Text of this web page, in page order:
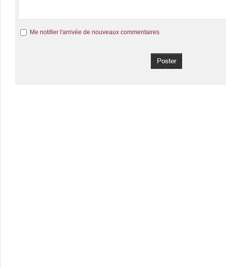
Me notifier l'arrivée de nouveaux commentaires